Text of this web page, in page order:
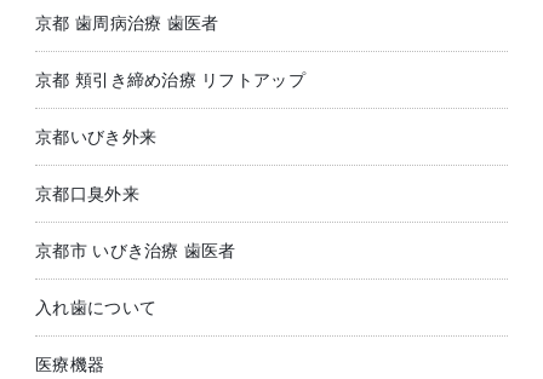
京都 歯周病治療 歯医者
京都 頬引き締め治療 リフトアップ
京都いびき外来
京都口臭外来
京都市 いびき治療 歯医者
入れ歯について
医療機器